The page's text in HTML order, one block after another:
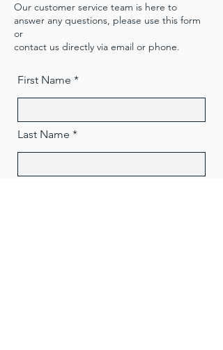
Our customer service team is here to
answer any questions, please use this form
or
contact us directly via email or phone.
First Name
Last Name